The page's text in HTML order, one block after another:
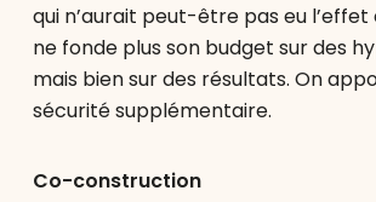
qui n’aurait peut-être pas eu
ne fonde plus son budget sur des
mais bien sur des résultats. On
sécurité supplémentaire.
Co-construction